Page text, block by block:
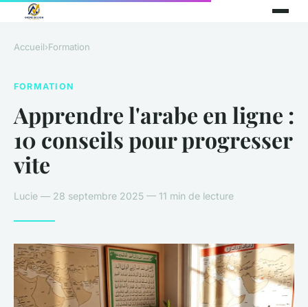
Accueil›Formation
FORMATION
Apprendre l'arabe en ligne :
10 conseils pour progresser
vite
Lucie — 28 septembre 2025 — 11 min de lecture